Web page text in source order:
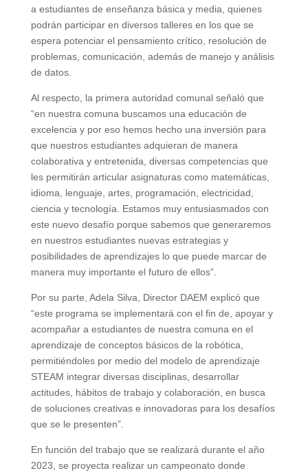
a estudiantes de enseñanza básica y media, quienes
podrán participar en diversos talleres en los que se
espera potenciar el pensamiento crítico, resolución de
problemas, comunicación, además de manejo y análisis
de datos.
Al respecto, la primera autoridad comunal señaló que
“en nuestra comuna buscamos una educación de
excelencia y por eso hemos hecho una inversión para
que nuestros estudiantes adquieran de manera
colaborativa y entretenida, diversas competencias que
les permitirán articular asignaturas como matemáticas,
idioma, lenguaje, artes, programación, electricidad,
ciencia y tecnología. Estamos muy entusiasmados con
este nuevo desafío porque sabemos que generaremos
en nuestros estudiantes nuevas estrategias y
posibilidades de aprendizajes lo que puede marcar de
manera muy importante el futuro de ellos”.
Por su parte, Adela Silva, Director DAEM explicó que
“este programa se implementará con el fin de, apoyar y
acompañar a estudiantes de nuestra comuna en el
aprendizaje de conceptos básicos de la robótica,
permitiéndoles por medio del modelo de aprendizaje
STEAM integrar diversas disciplinas, desarrollar
actitudes, hábitos de trabajo y colaboración, en busca
de soluciones creativas e innovadoras para los desafíos
que se le presenten”.
En función del trabajo que se realizará durante el año
2023, se proyecta realizar un campeonato donde